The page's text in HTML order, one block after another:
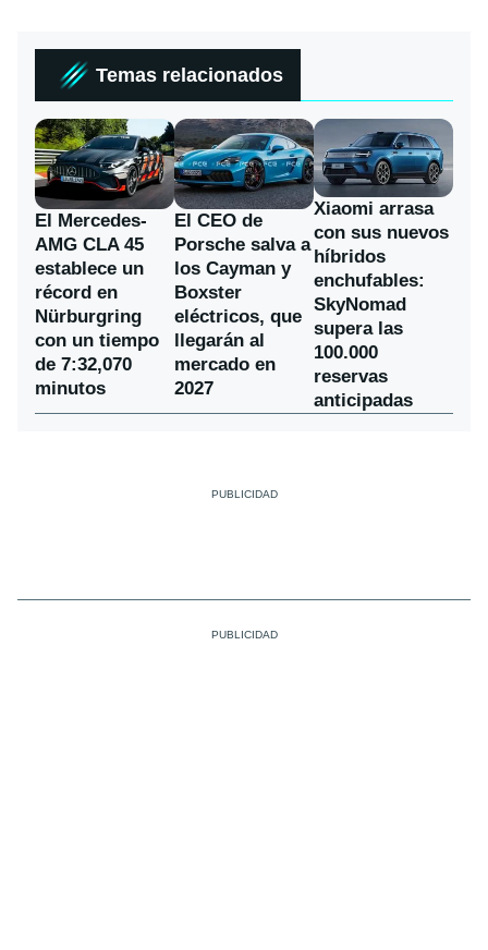
Temas relacionados
El Mercedes-
AMG CLA 45
establece un
récord en
Nürburgring
con un tiempo
de 7:32,070
minutos
El CEO de
Porsche salva a
los Cayman y
Boxster
eléctricos, que
llegarán al
mercado en
2027
Xiaomi arrasa
con sus nuevos
híbridos
enchufables:
SkyNomad
supera las
100.000
reservas
anticipadas